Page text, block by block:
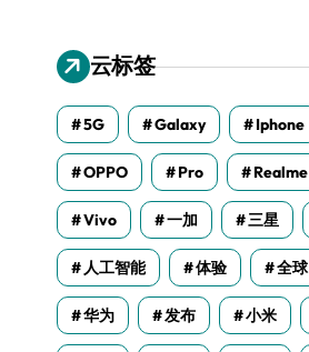
云标签
5G Galaxy Iphone
OPPO Pro Realme
Vivo 一加 三星
人工智能 体验 全球
华为 发布 小米